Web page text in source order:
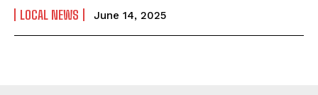
LOCAL NEWS June 14, 2025